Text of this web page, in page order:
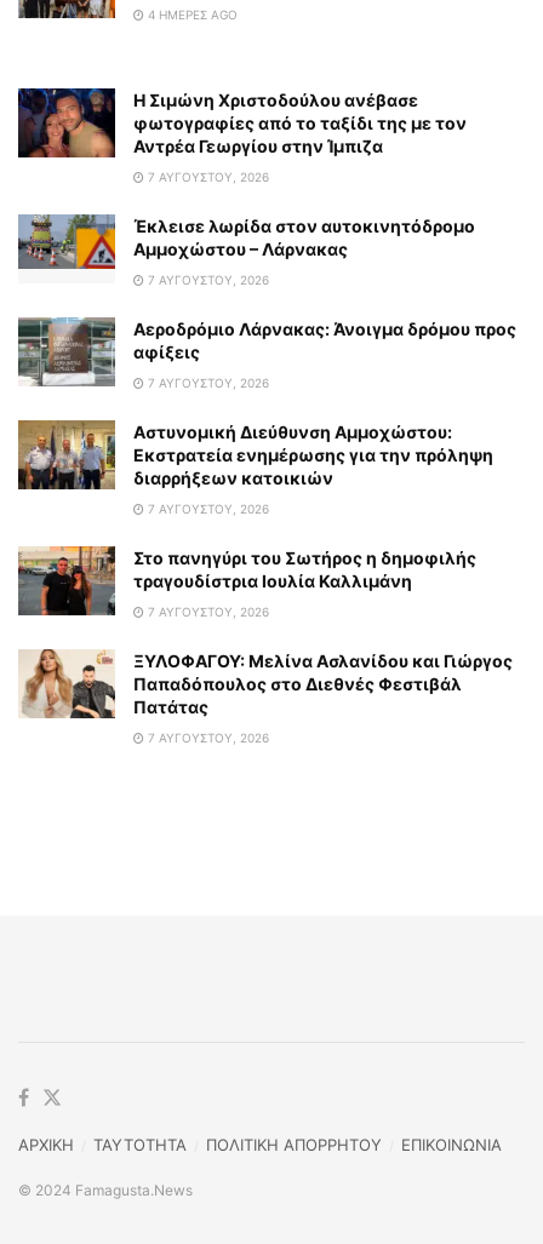
4 ΗΜΈΡΕΣ AGO
Η Σιμώνη Χριστοδούλου ανέβασε
φωτογραφίες από το ταξίδι της με τον
Αντρέα Γεωργίου στην Ίμπιζα
7 ΑΥΓΟΎΣΤΟΥ, 2026
Έκλεισε λωρίδα στον αυτοκινητόδρομο
Αμμοχώστου – Λάρνακας
7 ΑΥΓΟΎΣΤΟΥ, 2026
Αεροδρόμιο Λάρνακας: Άνοιγμα δρόμου προς
αφίξεις
7 ΑΥΓΟΎΣΤΟΥ, 2026
Αστυνομική Διεύθυνση Αμμοχώστου:
Εκστρατεία ενημέρωσης για την πρόληψη
διαρρήξεων κατοικιών
7 ΑΥΓΟΎΣΤΟΥ, 2026
Στο πανηγύρι του Σωτήρος η δημοφιλής
τραγουδίστρια Ιουλία Καλλιμάνη
7 ΑΥΓΟΎΣΤΟΥ, 2026
ΞΥΛΟΦΑΓΟΥ: Μελίνα Ασλανίδου και Γιώργος
Παπαδόπουλος στο Διεθνές Φεστιβάλ
Πατάτας
7 ΑΥΓΟΎΣΤΟΥ, 2026
ΑΡΧΙΚΗ TAYTOTHTA ΠΟΛΙΤΙΚΗ ΑΠΟΡΡΗΤΟΥ ΕΠΙΚΟΙΝΩΝΙΑ
© 2024 Famagusta.News